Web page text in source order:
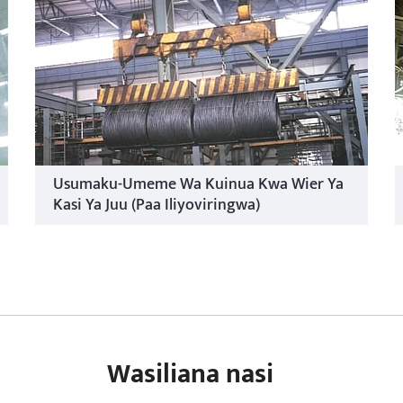
Usumaku-Umeme Wa Kuinua Kwa Wier Ya
Kasi Ya Juu (Paa Iliyoviringwa)
Wasiliana nasi